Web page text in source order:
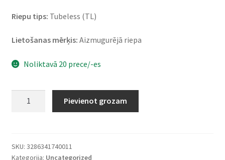
Riepu tips: Tubeless (TL)
Lietošanas mērķis: Aizmugurējā riepa
Noliktavā 20 prece/-es
-
Pievienot grozam
SKU: 3286341740011
Kategorija: Uncategorized